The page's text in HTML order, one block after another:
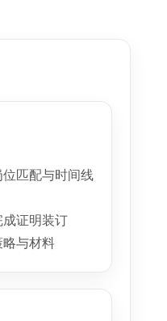
匹配与时间线
证明装订
与材料